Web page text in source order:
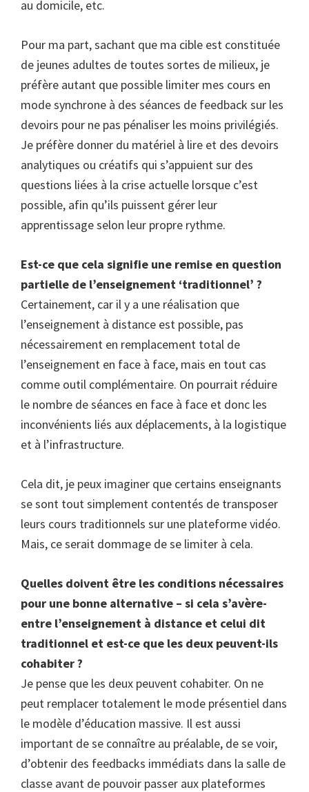
au domicile, etc.
Pour ma part, sachant que ma cible est constituée
de jeunes adultes de toutes sortes de milieux, je
préfère autant que possible limiter mes cours en
mode synchrone à des séances de feedback sur les
devoirs pour ne pas pénaliser les moins privilégiés.
Je préfère donner du matériel à lire et des devoirs
analytiques ou créatifs qui s’appuient sur des
questions liées à la crise actuelle lorsque c’est
possible, afin qu’ils puissent gérer leur
apprentissage selon leur propre rythme.
Est-ce que cela signifie une remise en question
partielle de l’enseignement ‘traditionnel’ ?
Certainement, car il y a une réalisation que
l’enseignement à distance est possible, pas
nécessairement en remplacement total de
l’enseignement en face à face, mais en tout cas
comme outil complémentaire. On pourrait réduire
le nombre de séances en face à face et donc les
inconvénients liés aux déplacements, à la logistique
et à l’infrastructure.
Cela dit, je peux imaginer que certains enseignants
se sont tout simplement contentés de transposer
leurs cours traditionnels sur une plateforme vidéo.
Mais, ce serait dommage de se limiter à cela.
Quelles doivent être les conditions nécessaires
pour une bonne alternative – si cela s’avère-
entre l’enseignement à distance et celui dit
traditionnel et est-ce que les deux peuvent-ils
cohabiter ?
Je pense que les deux peuvent cohabiter. On ne
peut remplacer totalement le mode présentiel dans
le modèle d’éducation massive. Il est aussi
important de se connaître au préalable, de se voir,
d’obtenir des feedbacks immédiats dans la salle de
classe avant de pouvoir passer aux plateformes